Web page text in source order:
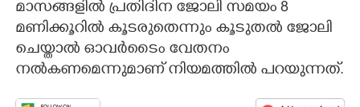
മാസങ്ങളിൽ പ്രതിദിന ജോലി സമയം 8
മണിക്കൂറിൽ കൂടരുതെന്നും കൂടുതൽ ജോലി
ചെയ്താൽ ഓവർടൈം വേതനം
നൽകണമെന്നുമാണ് നിയമത്തിൽ പറയുന്നത്.